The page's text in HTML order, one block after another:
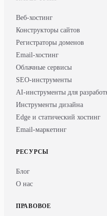
Веб-хостинг
Конструкторы сайтов
Регистраторы доменов
Email-хостинг
Облачные сервисы
SEO-инструменты
AI-инструменты для
Инструменты дизайна
Edge и статический хостинг
Email-маркетинг
РЕСУРСЫ
Блог
О нас
ПРАВОВОЕ